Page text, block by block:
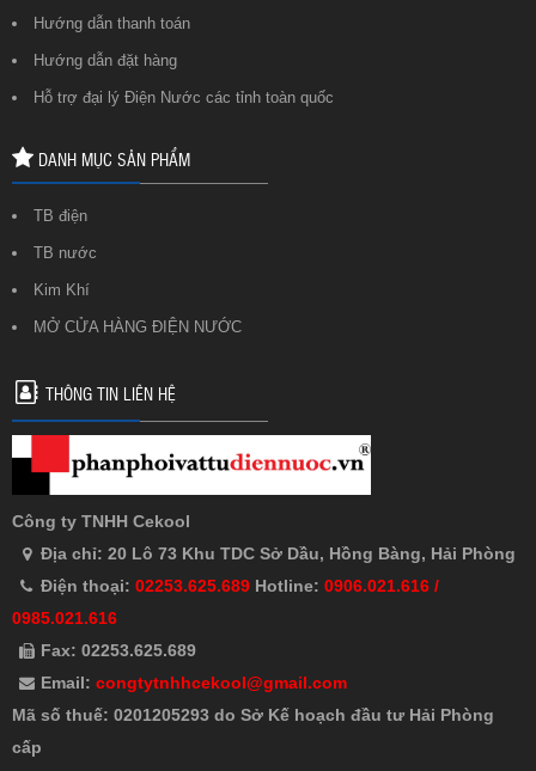
Hướng dẫn thanh toán
Hướng dẫn đặt hàng
Hỗ trợ đại lý Điện Nước các tỉnh toàn quốc
DANH MỤC SẢN PHẨM
TB điện
TB nước
Kim Khí
MỞ CỬA HÀNG ĐIỆN NƯỚC
THÔNG TIN LIÊN HỆ
Công ty TNHH Cekool
Địa chỉ: 20 Lô 73 Khu TDC Sở Dầu, Hồng Bàng, Hải Phòng
Điện thoại: 02253.625.689 Hotline: 0906.021.616 /
0985.021.616
Fax: 02253.625.689
Email: congtytnhhcekool@gmail.com
Mã số thuế: 0201205293 do Sở Kế hoạch đầu tư Hải Phòng
cấp